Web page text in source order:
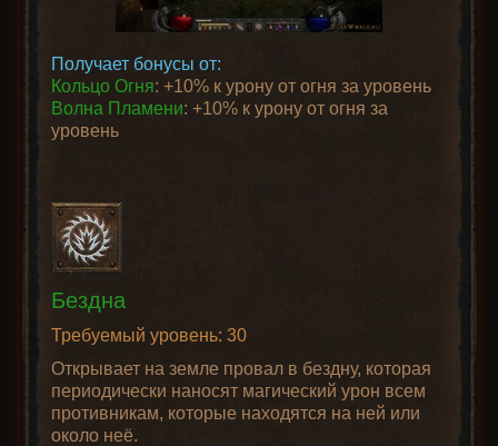
Получает бонусы от:
Кольцо Огня: +10% к урону от огня за уровень
Волна Пламени: +10% к урону от огня за
уровень
Бездна
Требуемый уровень: 30
Открывает на земле провал в бездну, которая
периодически наносят магический урон всем
противникам, которые находятся на ней или
около неё.